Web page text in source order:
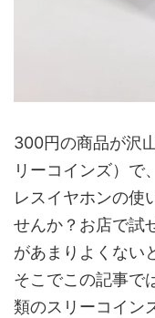
300円の商品が沢
リーコインズ）で
レスイヤホンの使
せんか？お店で試
があまりよくない
そこでこの記事で
類のスリーコイン